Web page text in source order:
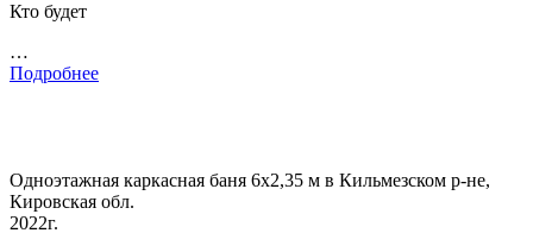
Кто будет
…
Подробнее
Одноэтажная каркасная баня 6х2,35 м в Кильмезском р-не,
Кировская обл.
2022г.